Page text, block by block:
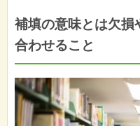
補填の意味とは欠損
合わせること